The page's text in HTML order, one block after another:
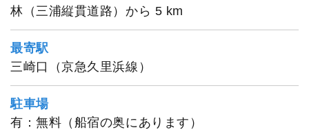
林（三浦縦貫道路）から 5 km
最寄駅
三崎口（京急久里浜線）
駐車場
有：無料（船宿の奥にあります）